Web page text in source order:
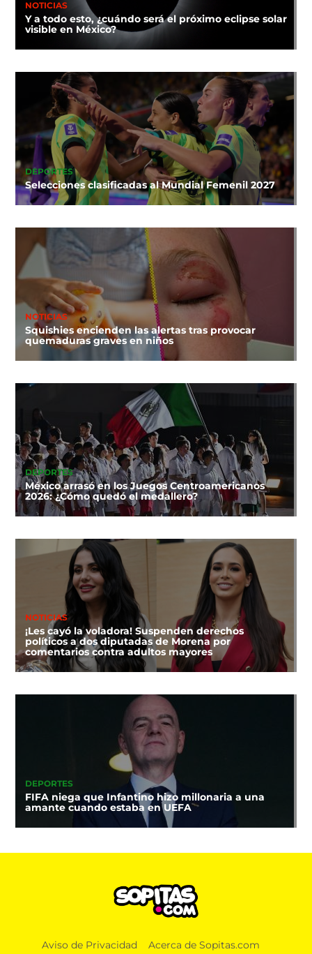
NOTICIAS
Y a todo esto, ¿cuándo será el próximo eclipse solar
visible en México?
DEPORTES
Selecciones clasificadas al Mundial Femenil 2027
NOTICIAS
Squishies encienden las alertas tras provocar
quemaduras graves en niños
DEPORTES
México arrasó en los Juegos Centroamericanos
2026: ¿Cómo quedó el medallero?
NOTICIAS
¡Les cayó la voladora! Suspenden derechos
políticos a dos diputadas de Morena por
comentarios contra adultos mayores
DEPORTES
FIFA niega que Infantino hizo millonaria a una
amante cuando estaba en UEFA
Aviso de Privacidad Acerca de Sopitas.com